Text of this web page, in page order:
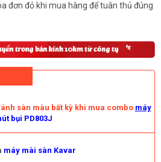
mài sàn
người sử dụng, đảm bảo an toàn
đơn đỏ khi mua hàng để tuân thủ đúng
sàn màu bất kỳ khi mua combo máy
bụi PD803J
máy mài sàn Kavar